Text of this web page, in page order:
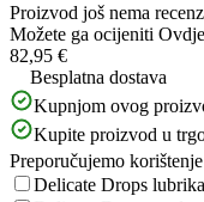
Proizvod još nema
Možete ga ocijeniti
82,95 €
Besplatna dostava
Kupnjom ovog
Kupite proizvod u
Preporučujemo
Delicate Drops